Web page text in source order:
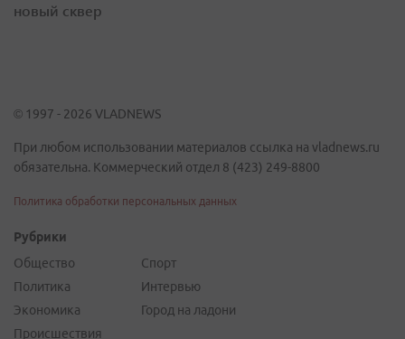
новый сквер
© 1997 - 2026 VLADNEWS
При любом использовании материалов ссылка на vladnews.ru
обязательна. Коммерческий отдел 8 (423) 249-8800
Политика обработки персональных данных
Рубрики
Общество
Политика
Экономика
Происшествия
Спорт
Интервью
Город на ладони